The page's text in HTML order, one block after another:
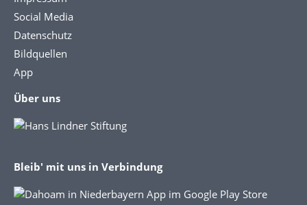
Social Media
Datenschutz
Bildquellen
App
Über uns
Bleib' mit uns in Verbindung